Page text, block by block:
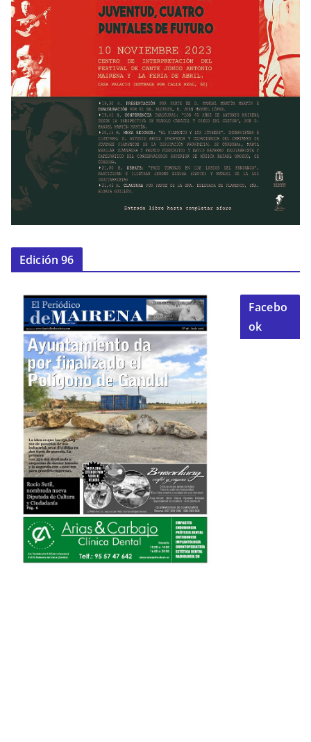
Edición 96
Facebo
ok